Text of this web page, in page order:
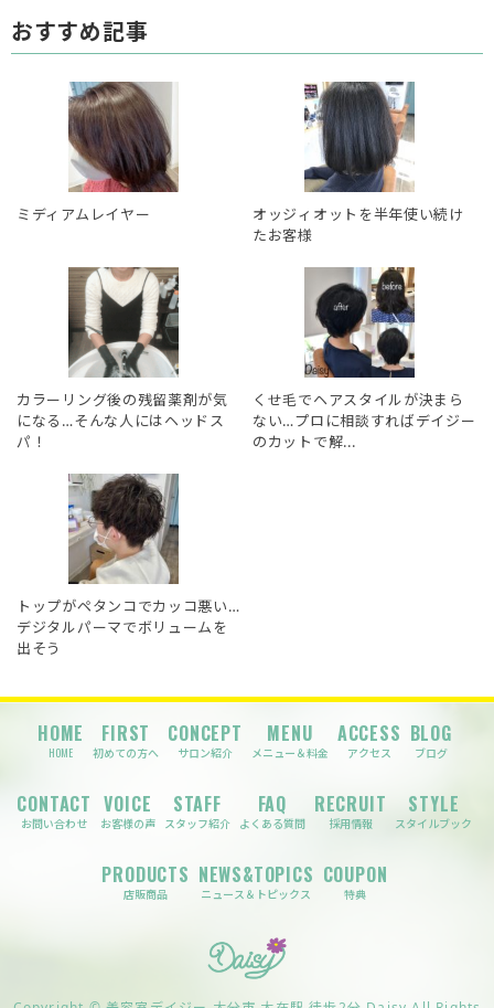
おすすめ記事
ミディアムレイヤー
オッジィオットを半年使い続け
たお客様
カラーリング後の残留薬剤が気
になる…そんな人にはヘッドス
パ！
くせ毛でヘアスタイルが決まら
ない…プロに相談すればデイジー
のカットで解...
トップがペタンコでカッコ悪い…
デジタルパーマでボリュームを
出そう
HOME
HOME
FIRST
初めての方へ
CONCEPT
サロン紹介
MENU
メニュー＆料金
ACCESS
アクセス
BLOG
ブログ
CONTACT
お問い合わせ
VOICE
お客様の声
STAFF
スタッフ紹介
FAQ
よくある質問
RECRUIT
採用情報
STYLE
スタイルブック
PRODUCTS
店販商品
NEWS&TOPICS
ニュース＆トピックス
COUPON
特典